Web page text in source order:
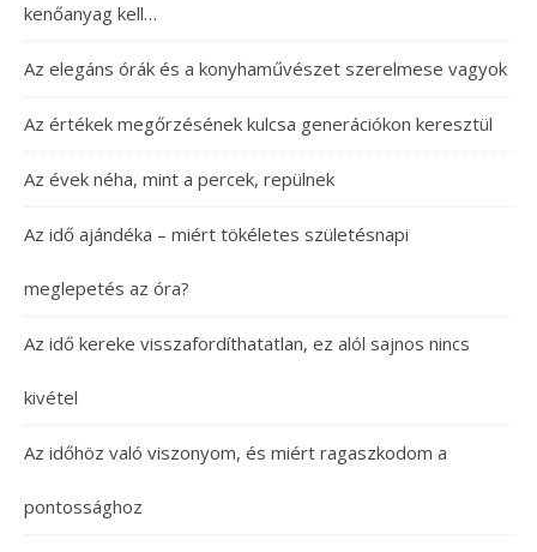
kenőanyag kell…
Az elegáns órák és a konyhaművészet szerelmese vagyok
Az értékek megőrzésének kulcsa generációkon keresztül
Az évek néha, mint a percek, repülnek
Az idő ajándéka – miért tökéletes születésnapi
meglepetés az óra?
Az idő kereke visszafordíthatatlan, ez alól sajnos nincs
kivétel
Az időhöz való viszonyom, és miért ragaszkodom a
pontossághoz